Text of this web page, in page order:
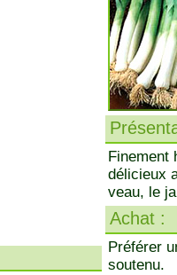
Finement
délicieux
veau, le
Achat :
Préférer
soutenu.